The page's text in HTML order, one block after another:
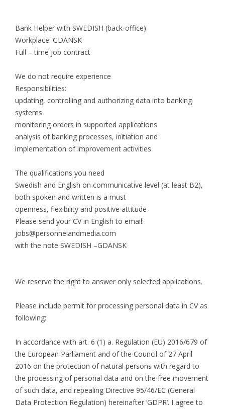
Bank Helper with SWEDISH (back-office)
Workplace: GDANSK
Full – time job contract
We do not require experience
Responsibilities:
updating, controlling and authorizing data into banking
systems
monitoring orders in supported applications
analysis of banking processes, initiation and
implementation of improvement activities
The qualifications you need
Swedish and English on communicative level (at least B2),
both spoken and written is a must
openness, flexibility and positive attitude
Please send your CV in English to email:
jobs@personnelandmedia.com
with the note SWEDISH –GDANSK
We reserve the right to answer only selected applications.
Please include permit for processing personal data in CV as
following:
In accordance with art. 6 (1) a. Regulation (EU) 2016/679 of
the European Parliament and of the Council of 27 April
2016 on the protection of natural persons with regard to
the processing of personal data and on the free movement
of such data, and repealing Directive 95/46/EC (General
Data Protection Regulation) hereinafter ‘GDPR’. I agree to